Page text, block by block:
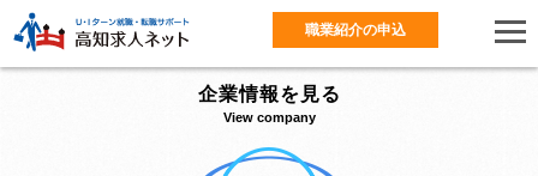
職業紹介の申込
企業情報を見る
View company